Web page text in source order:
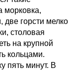
морковка,
две горсти мелко
столовая
на крупной
кольцами.
пять минут. В